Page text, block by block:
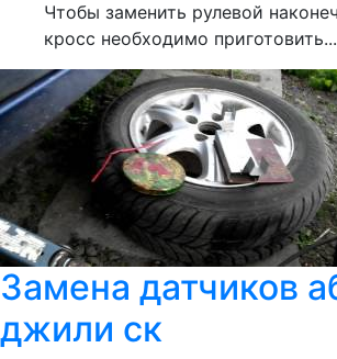
Чтобы заменить рулевой
кросс необходимо приготовить...
Замена датчиков
джили ск